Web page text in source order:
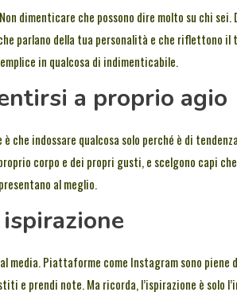
dimenticare che possono dire molto su chi
parlano della tua personalità e che riflettono il
in qualcosa di indimenticabile.
a proprio agio
che indossare qualcosa solo perché è di
corpo e dei propri gusti, e scelgono capi
al meglio.
media. Piattaforme come Instagram sono
e prendi note. Ma ricorda, l’ispirazione è solo